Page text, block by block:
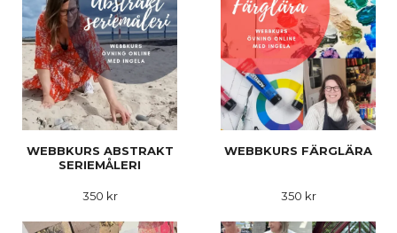
WEBBKURS ABSTRAKT
SERIEMÅLERI
350 kr
WEBBKURS FÄRGLÄRA
350 kr